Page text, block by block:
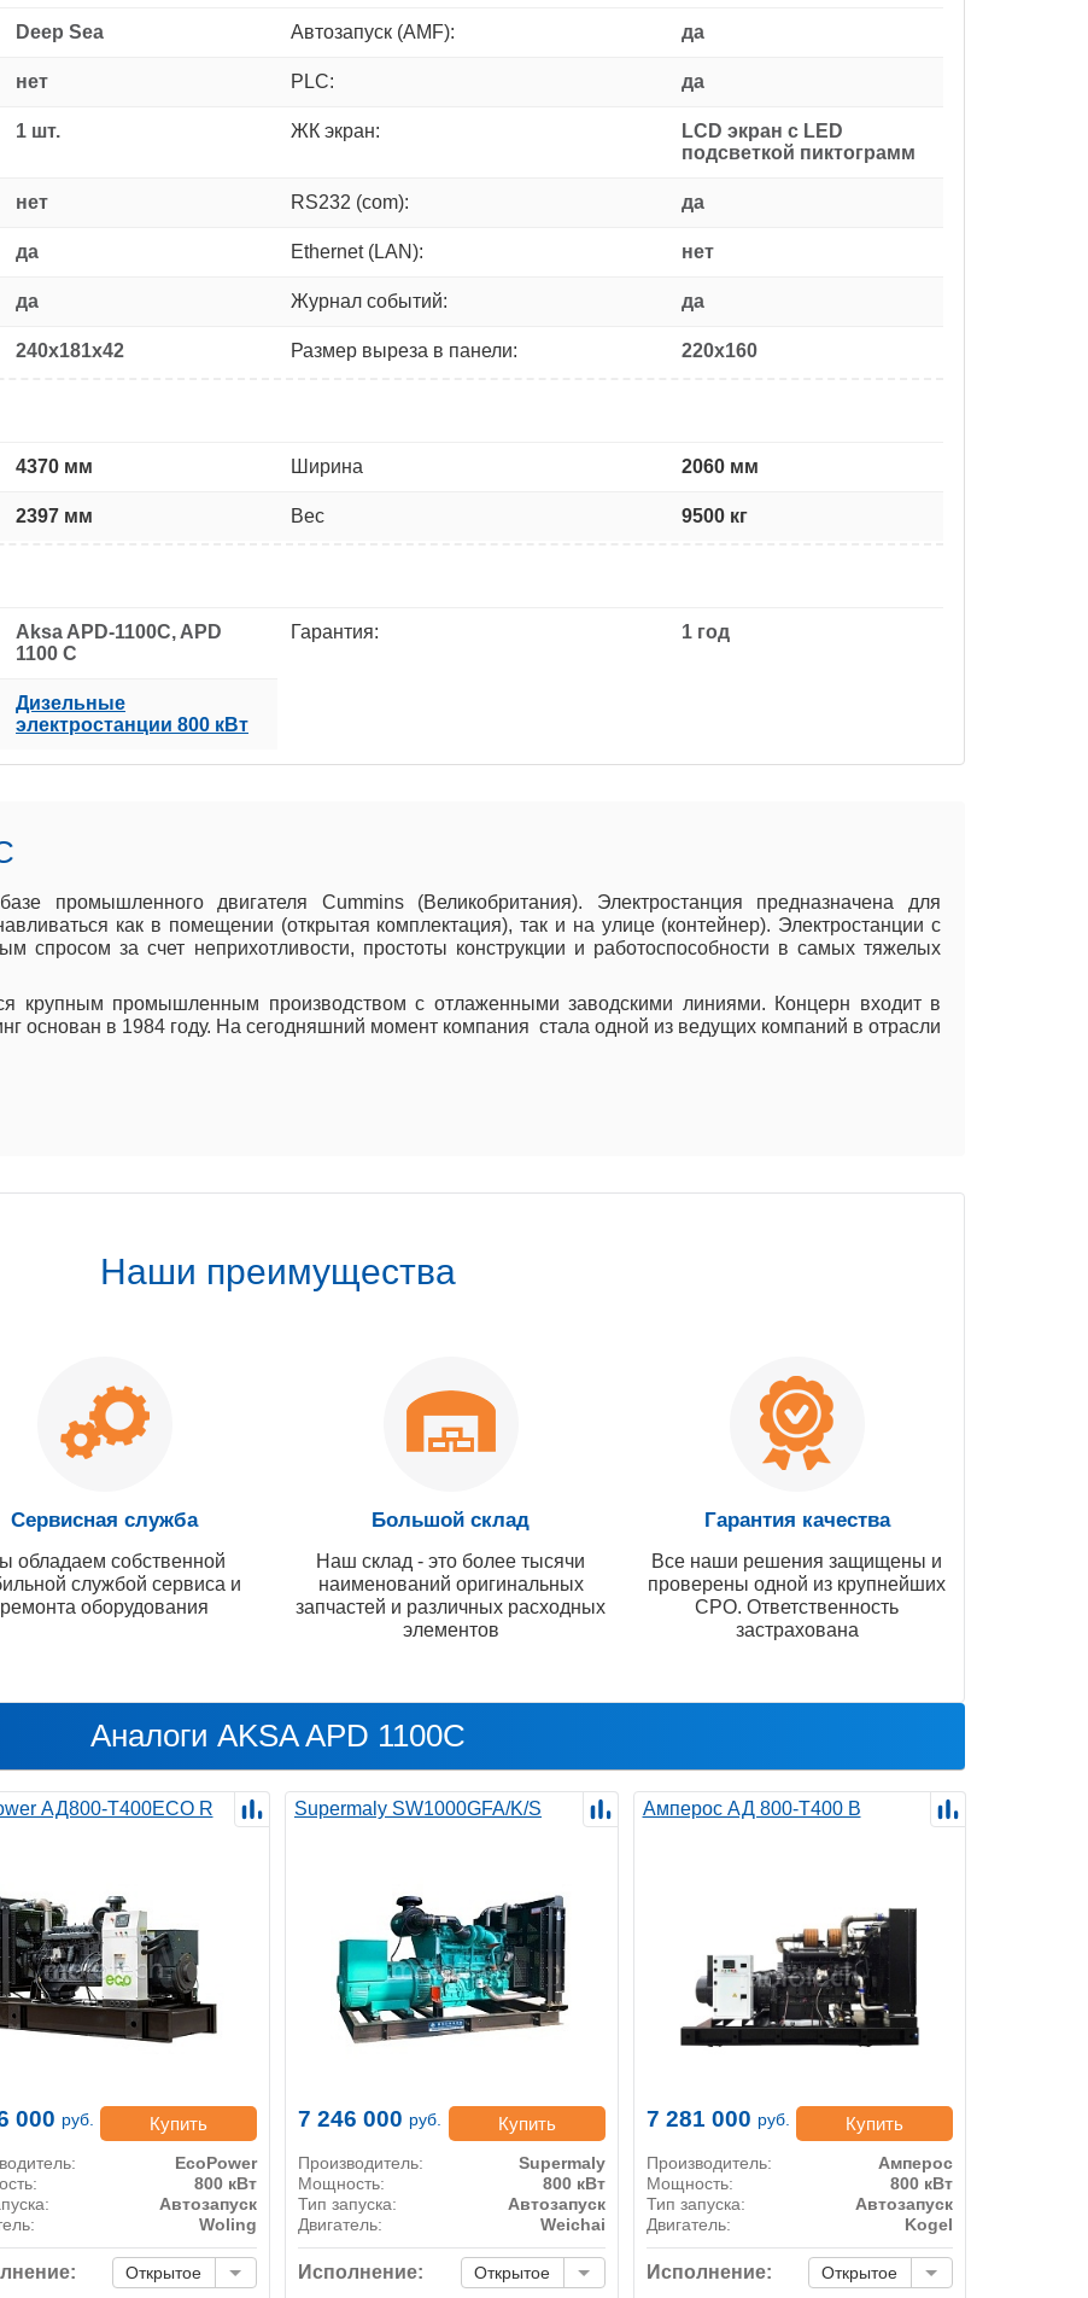
Deep Sea Автозапуск (AMF): да
нет PLC: да
1 шт. ЖК экран:
LCD экран с LED
подсветкой пиктограмм
нет RS232 (com): да
да Ethernet (LAN): нет
да Журнал событий: да
240x181x42 Размер выреза в панели: 220x160
4370 мм Ширина 2060 мм
2397 мм Вес 9500 кг
Aksa APD-1100C, APD
1100 C
Гарантия: 1 год
Дизельные
электростанции 800 кВт
промышленного двигателя Cummins (Великобритания). Электростанция предназначена для
как в помещении (открытая комплектация), так и на улице (контейнер). Электростанции с
спросом за счет неприхотливости, простоты конструкции и работоспособности в самых тяжелых
крупным промышленным производством с отлаженными заводскими линиями. Концерн входит в
основан в 1984 году. На сегодняшний момент компания стала одной из ведущих компаний в отрасли
Наши преимущества
Сервисная служба
обладаем собственной
службой сервиса и
ремонта оборудования
Большой склад
Наш склад - это более тысячи
наименований оригинальных
запчастей и различных расходных
элементов
Гарантия качества
Все наши решения защищены и
проверены одной из крупнейших
СРО. Ответственность
застрахована
Аналоги AKSA APD 1100C
АД800-T400ECO R
000 руб. Купить
EcoPower
800 кВт
Автозапуск
Woling
Открытое
Supermaly SW1000GFA/K/S
7 246 000 руб. Купить
Производитель:
Supermaly
Мощность:
800 кВт
Тип запуска:
Автозапуск
Двигатель:
Weichai
Исполнение: Открытое
Амперос АД 800-Т400 B
7 281 000 руб. Купить
Производитель:
Амперос
Мощность:
800 кВт
Тип запуска:
Автозапуск
Двигатель:
Kogel
Исполнение: Открытое